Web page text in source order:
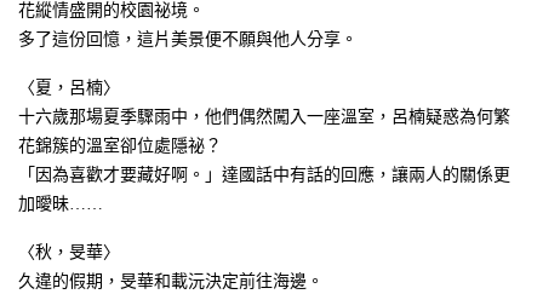
花縱情盛開的校園祕境。
多了這份回憶，這片美景便不願與他人分享。
〈夏，呂楠〉
十六歲那場夏季驟雨中，他們偶然闖入一座溫室，呂楠疑惑為何繁
花錦簇的溫室卻位處隱祕？
「因為喜歡才要藏好啊。」達國話中有話的回應，讓兩人的關係更
加曖昧……
〈秋，旻華〉
久違的假期，旻華和載沅決定前往海邊。